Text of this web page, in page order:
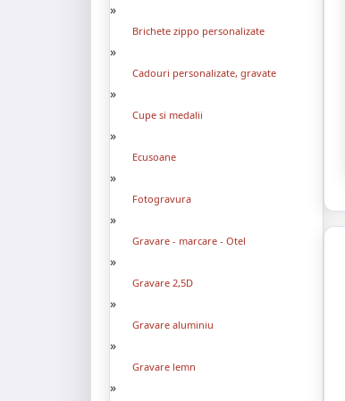
»
Brichete zippo personalizate
»
Cadouri personalizate, gravate
»
Cupe si medalii
»
Ecusoane
»
Fotogravura
»
Gravare - marcare - Otel
»
Gravare 2,5D
»
Gravare aluminiu
»
Gravare lemn
»